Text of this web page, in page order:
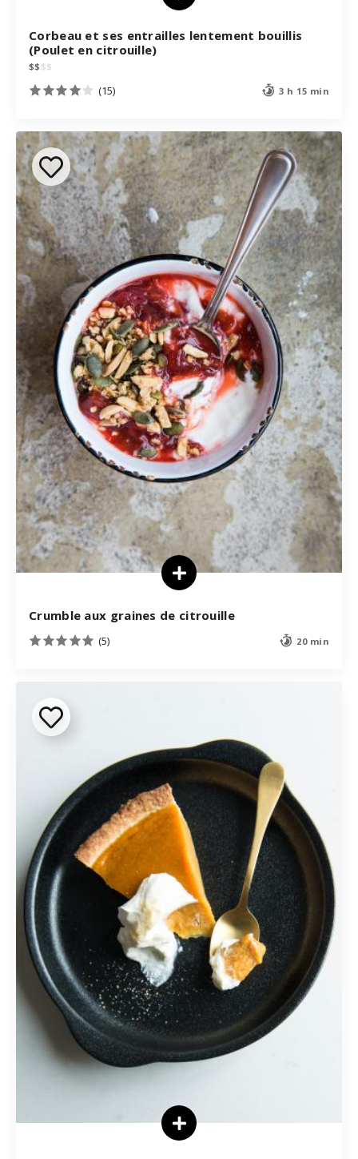
Corbeau et ses entrailles lentement bouillis
(Poulet en citrouille)
$$ $$
(15) 3 h 15 min
Crumble aux graines de citrouille
(5) 20 min